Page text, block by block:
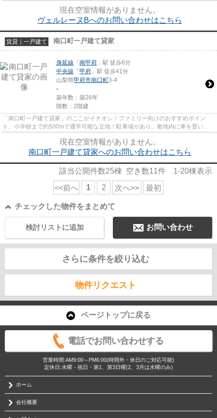
現在空室情報がありません。
ヴェルレーヌBへのお問い合わせはこちら
賃貸｜一戸建て 南口町一戸建て貸家
身延線 「 南甲府 」駅 徒歩6分
中央線 「 甲府 」駅 徒歩41分
山梨県甲府市南口町3-4
-
築年数：築26年
階数：2階建
「南口町一戸建て貸家」のここがイチオシ！ファミリー向けのおすすめポイン
ト。小学校まで約500mで通学可能な立地！駐車場があり、敷地内に車を置いて
現在空室情報がありません。
南口町一戸建て貸家へのお問い合わせはこちら
該当公開件数25棟 空き数11件 1-20棟表示
<<前へ 1 2 次へ>> 最初
チェックした物件をまとめて
お問い合わせ
検討リストに追加
さらに条件を絞り込む
物件リクエスト
ページトップに戻る
電話でお問い合わせする
営業時間:AM9:00～PM6:00(時間外・休日のご対応可能)
定休日:水曜・祝日・第1、第3日曜(2、3月は水曜のみ)
ホーム
会社概要